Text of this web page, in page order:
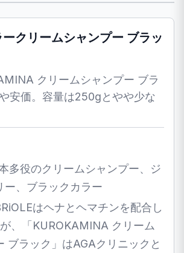
ークリームシャンプー ブラッ
クリームシャンプー ブラ
安価。容量は250gとやや少な
多役のクリームシャンプー、ジ
ー、ブラックカラー
はヘナとヘマチンを配合し
、「KUROKAMINA クリーム
ブラック」はAGAクリニックと